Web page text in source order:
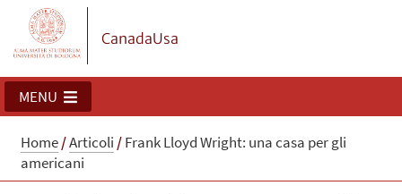
CanadaUsa
MENU
Home/Articoli /Frank Lloyd Wright: una casa per gli
americani